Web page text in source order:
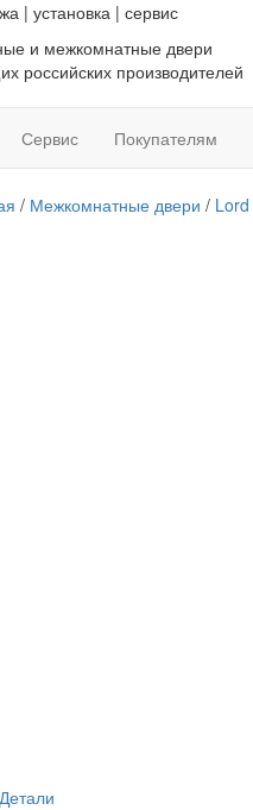
| установка | сервис
и межкомнатные двери
российских производителей
Сервис Покупателям
/ Межкомнатные двери / Lord
Детали